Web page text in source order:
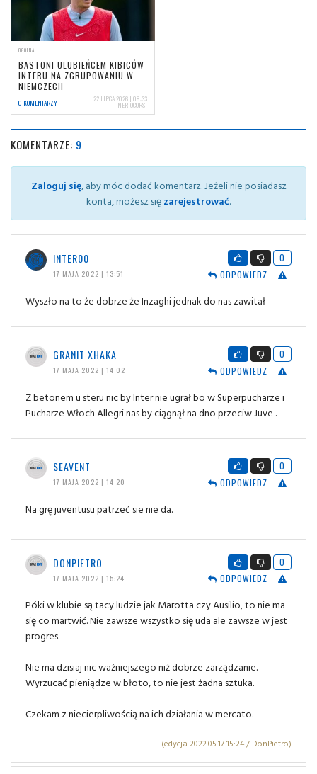
OGÓLNA
BASTONI ULUBIEŃCEM KIBICÓW
INTERU NA ZGRUPOWANIU W
NIEMCZECH
0 KOMENTARZY 22 LIPCA 2026 | 08:33
NERIOCORSI
KOMENTARZE: 9
Zaloguj się, aby móc dodać komentarz. Jeżeli nie posiadasz
konta, możesz sięzarejestrować.
INTER00
17 MAJA 2022 | 13:51
0
ODPOWIEDZ
Wyszło na to że dobrze że Inzaghi jednak do nas zawitał
GRANIT XHAKA
17 MAJA 2022 | 14:02
0
ODPOWIEDZ
Z betonem u steru nic by Inter nie ugrał bo w Superpucharze i
Pucharze Włoch Allegri nas by ciągnął na dno przeciw Juve .
SEAVENT
17 MAJA 2022 | 14:20
0
ODPOWIEDZ
Na grę juventusu patrzeć sie nie da.
DONPIETRO
17 MAJA 2022 | 15:24
0
ODPOWIEDZ
Póki w klubie są tacy ludzie jak Marotta czy Ausilio, to nie ma
się co martwić. Nie zawsze wszystko się uda ale zawsze w jest
progres.
Nie ma dzisiaj nic ważniejszego niż dobrze zarządzanie.
Wyrzucać pieniądze w błoto, to nie jest żadna sztuka.
Czekam z niecierpliwością na ich działania w mercato.
(edycja 2022.05.17 15:24 / DonPietro)